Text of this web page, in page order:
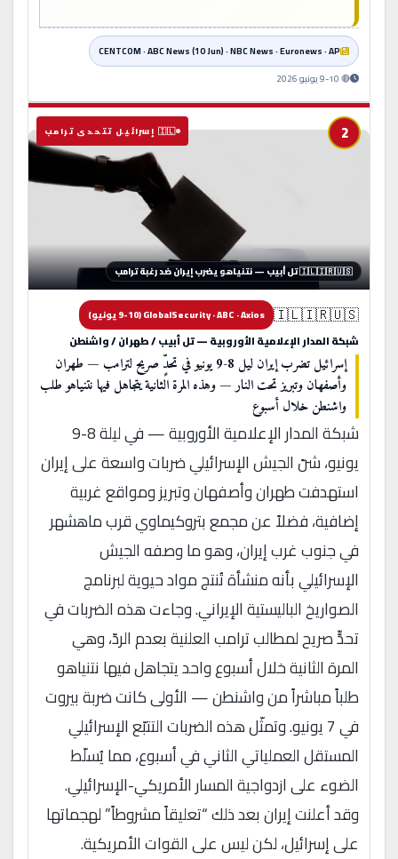
CENTCOM · ABC News (10 Jun) · NBC News · Euronews · AP
2 🇮🇱 إسرائيل تتحدى ترامب
🇮🇱🇮🇷🇺🇸 تل أبيب — نتنياهو يضرب إيران ضد رغبة ترامب
🇮🇱🇮🇷🇺🇸 GlobalSecurity · ABC · Axios (9-10 يونيو)
شبكة المدار الإعلامية الأوروبية — تل أبيب / طهران / واشنطن
إسرائيل تضرب إيران ليل 8-9 يونيو في تحدٍّ صريح لترامب — طهران
وأصفهان وتبريز تحت النار — وهذه المرة الثانية يتجاهل فيها نتنياهو طلب
واشنطن خلال أسبوع
شبكة المدار الإعلامية الأوروبية — في ليلة 8-9
يونيو، شنّ الجيش الإسرائيلي ضربات واسعة على إيران
استهدفت طهران وأصفهان وتبريز ومواقع غربية
إضافية، فضلاً عن مجمع بتروكيماوي قرب ماهشهر
في جنوب غرب إيران، وهو ما وصفه الجيش
الإسرائيلي بأنه منشأة تُنتج مواد حيوية لبرنامج
الصواريخ الباليستية الإيراني. وجاءت هذه الضربات في
تحدٍّ صريح لمطالب ترامب العلنية بعدم الردّ، وهي
المرة الثانية خلال أسبوع واحد يتجاهل فيها نتنياهو
طلباً مباشراً من واشنطن — الأولى كانت ضربة بيروت
في 7 يونيو. وتمثّل هذه الضربات التتبّع الإسرائيلي
المستقل العملياتي الثاني في أسبوع، مما يُسلّط
الضوء على ازدواجية المسار الأمريكي-الإسرائيلي.
وقد أعلنت إيران بعد ذلك “تعليقاً مشروطاً” لهجماتها
على إسرائيل، لكن ليس على القوات الأمريكية.